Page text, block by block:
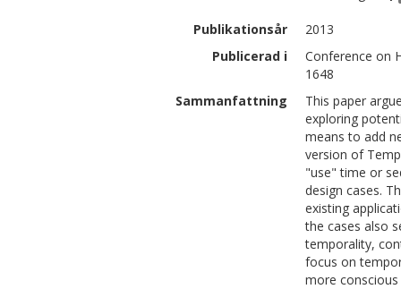
Publikationsår
2013
Publicerad i
Conference on
1648
Sammanfattning
This paper
exploring
means to add
version of
"use" time or
design cases.
existing
the cases also
temporality,
focus on
more